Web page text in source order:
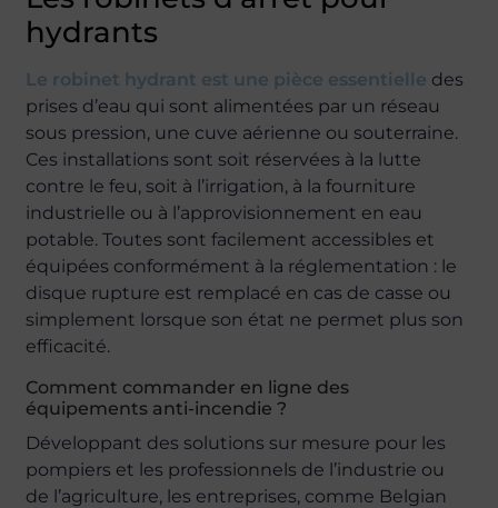
hydrants
Le robinet hydrant est une pièce essentielle des
prises d’eau qui sont alimentées par un réseau
sous pression, une cuve aérienne ou souterraine.
Ces installations sont soit réservées à la lutte
contre le feu, soit à l’irrigation, à la fourniture
industrielle ou à l’approvisionnement en eau
potable. Toutes sont facilement accessibles et
équipées conformément à la réglementation : le
disque rupture est remplacé en cas de casse ou
simplement lorsque son état ne permet plus son
efficacité.
Comment commander en ligne des
équipements anti-incendie ?
Développant des solutions sur mesure pour les
pompiers et les professionnels de l’industrie ou
de l’agriculture, les entreprises, comme Belgian